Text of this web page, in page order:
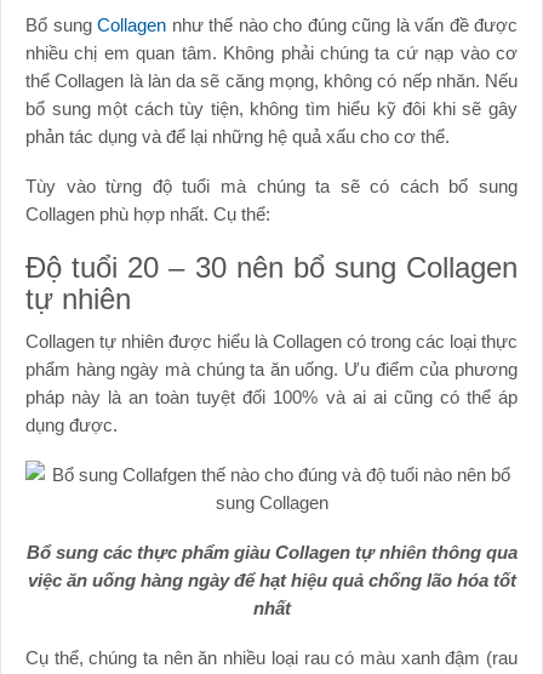
Bổ sung Collagen như thế nào cho đúng cũng là vấn đề được
nhiều chị em quan tâm. Không phải chúng ta cứ nạp vào cơ
thể Collagen là làn da sẽ căng mọng, không có nếp nhăn. Nếu
bổ sung một cách tùy tiện, không tìm hiểu kỹ đôi khi sẽ gây
phản tác dụng và để lại những hệ quả xấu cho cơ thể.
Tùy vào từng độ tuổi mà chúng ta sẽ có cách bổ sung
Collagen phù hợp nhất. Cụ thể:
Độ tuổi 20 – 30 nên bổ sung Collagen
tự nhiên
Collagen tự nhiên được hiểu là Collagen có trong các loại thực
phẩm hàng ngày mà chúng ta ăn uống. Ưu điểm của phương
pháp này là an toàn tuyệt đối 100% và ai ai cũng có thể áp
dụng được.
Bổ sung các thực phẩm giàu Collagen tự nhiên thông qua
việc ăn uống hàng ngày để hạt hiệu quả chống lão hóa tốt
nhất
Cụ thể, chúng ta nên ăn nhiều loại rau có màu xanh đậm (rau